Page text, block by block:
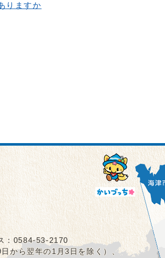
りますか
：0584-53-2170
から翌年の1月3日を除く）、